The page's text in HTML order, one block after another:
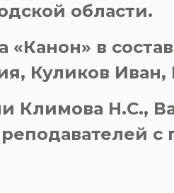
области.
в
Куликов
Климова Н.С.,
с